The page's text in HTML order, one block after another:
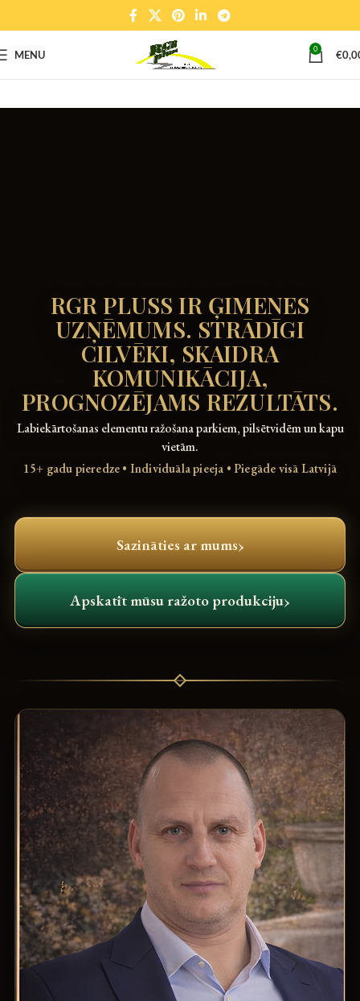
MENU 0 €
RGR PLUSS IR ĢIMENES
UZŅĒMUMS. STRĀDĪGI
CILVĒKI, SKAIDRA
KOMUNIKĀCIJA,
PROGNOZĒJAMS REZULTĀTS.
Labiekārtošanas elementu ražošana parkiem, pilsētvidēm un kapu
vietām.
15+ gadu pieredze • Individuāla pieeja • Piegāde visā Latvijā
Sazināties ar mums›
Apskatīt mūsu ražoto produkciju›